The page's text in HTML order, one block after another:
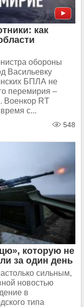
как
обороны
Васильевку
БПЛА не
перемирия –
Военкор RT
с...
548
которую не
за один день
сильным,
новостью
в
типа